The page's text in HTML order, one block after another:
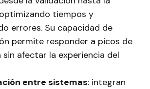
tiempos y
errores. Su capacidad de
permite responder a picos de
sin afectar la experiencia del
entre sistemas: integran